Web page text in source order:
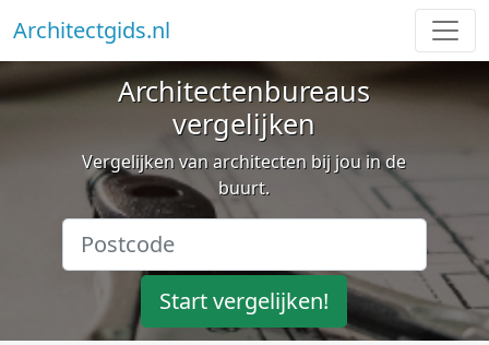
Architectgids.nl
Architectenbureaus
vergelijken
Vergelijken van architecten bij jou in de
buurt.
Start vergelijken!